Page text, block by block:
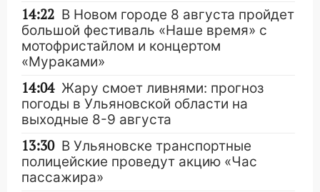
14:22 В Новом городе 8 августа пройдет
большой фестиваль «Наше время» с
мотофристайлом и концертом
«Мураками»
14:04 Жару смоет ливнями: прогноз
погоды в Ульяновской области на
выходные 8-9 августа
13:30 В Ульяновске транспортные
полицейские проведут акцию «Час
пассажира»